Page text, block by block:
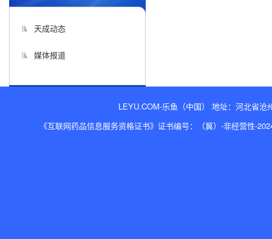
天成动态
媒体报道
LEYU.COM-乐鱼（中国） 地址：河北省
《互联网药品信息服务资格证书》证书编号：（冀）-非经营性-